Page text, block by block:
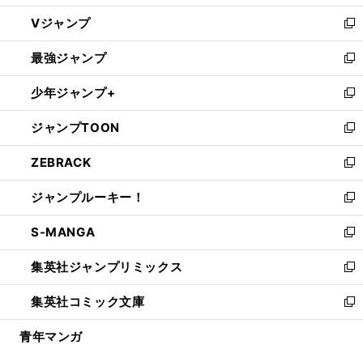
ウ
ィ
ン
ド
ウ
で
開
く
し
い
ウ
ィ
ン
ド
ウ
で
開
く
Vジャンプ
新
し
い
ウ
ィ
ン
ド
ウ
で
開
く
最強ジャンプ
新
し
い
ウ
ィ
ン
ド
ウ
で
開
く
少年ジャンプ+
新
し
い
ウ
ィ
ン
ド
ウ
で
開
く
ジャンプTOON
新
し
い
ウ
ィ
ン
ド
ウ
で
開
く
ZEBRACK
新
し
い
ウ
ィ
ン
ド
ウ
で
開
ジャンプルーキー！
新
し
い
ウ
ィ
ン
ド
ウ
S-MANGA
新
し
い
ウ
ィ
ン
集英社ジャンプリミックス
新
し
い
ウ
集英社コミック文庫
新
し
青年マンガ